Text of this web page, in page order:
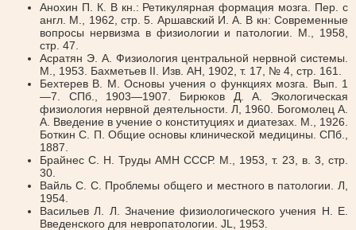
Анохин П. К. В кн.: Ретикулярная формация мозга. Пер. с
англ. М., 1962, стр. 5. Аршавский И. А. В кн: Современные
вопросы нервизма в физиологии и патологии. М., 1958,
стр. 47.
Асратян Э. А. Физиология центральной нервной системы.
М., 1953. Бахметьев II. Изв. АН, 1902, т. 17, № 4, стр. 161.
Бехтерев В. М. Основы учения о функциях мозга. Вып. 1
—7. СПб., 1903—1907. Бирюков Д. А. Экологическая
физиология нервной деятельности. Л, 1960. Богомолец А.
А. Введение в учение о конституциях и диатезах. М., 1926.
Боткин С. П. Общие основы клинической медицины. СПб.,
1887.
Брайнес С. Н. Труды АМН СССР. М., 1953, т. 23, в. 3, стр.
30.
Вайль С. С. Проблемы общего и местного в патологии. Л,
1954.
Васильев Л. Л. Значение физиологического учения Н. Е.
Введенского для невропатологии. JL, 1953.